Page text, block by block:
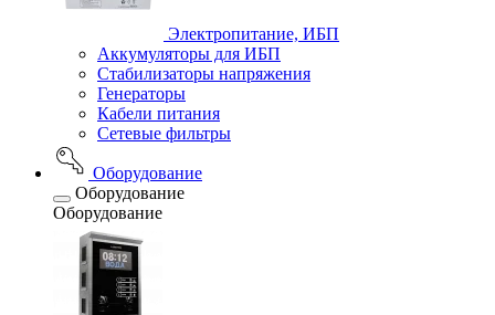
Электропитание, ИБП
Аккумуляторы для ИБП
Стабилизаторы напряжения
Генераторы
Кабели питания
Сетевые фильтры
Оборудование
Оборудование
Оборудование